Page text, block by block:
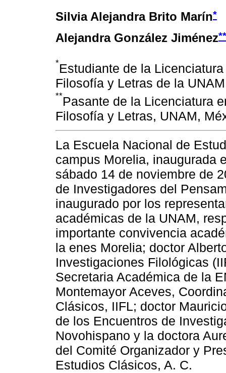
Silvia Alejandra Brito Marín*
Alejandra González Jiménez**
*Estudiante de la
Filosofía y Letras de la
**Pasante de la Licenciatura
Filosofía y Letras, UNAM,
La Escuela Nacional de
campus Morelia, inaugurada
sábado 14 de noviembre de
de Investigadores del
inaugurado por los
académicas de la UNAM,
importante convivencia
la enes Morelia; doctor
Investigaciones Filológicas
Secretaria Académica de la
Montemayor Aceves,
Clásicos, IIFL; doctor
de los Encuentros de
Novohispano y la doctora
del Comité Organizador y
Estudios Clásicos, A. C.